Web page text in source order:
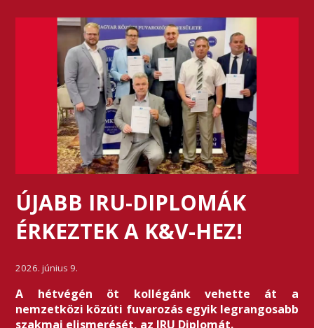
ÚJABB IRU-DIPLOMÁK
ÉRKEZTEK A K&V-HEZ!
2026. június 9.
A hétvégén öt kollégánk vehette át a
nemzetközi közúti fuvarozás egyik legrangosabb
szakmai elismerését, az IRU Diplomát.